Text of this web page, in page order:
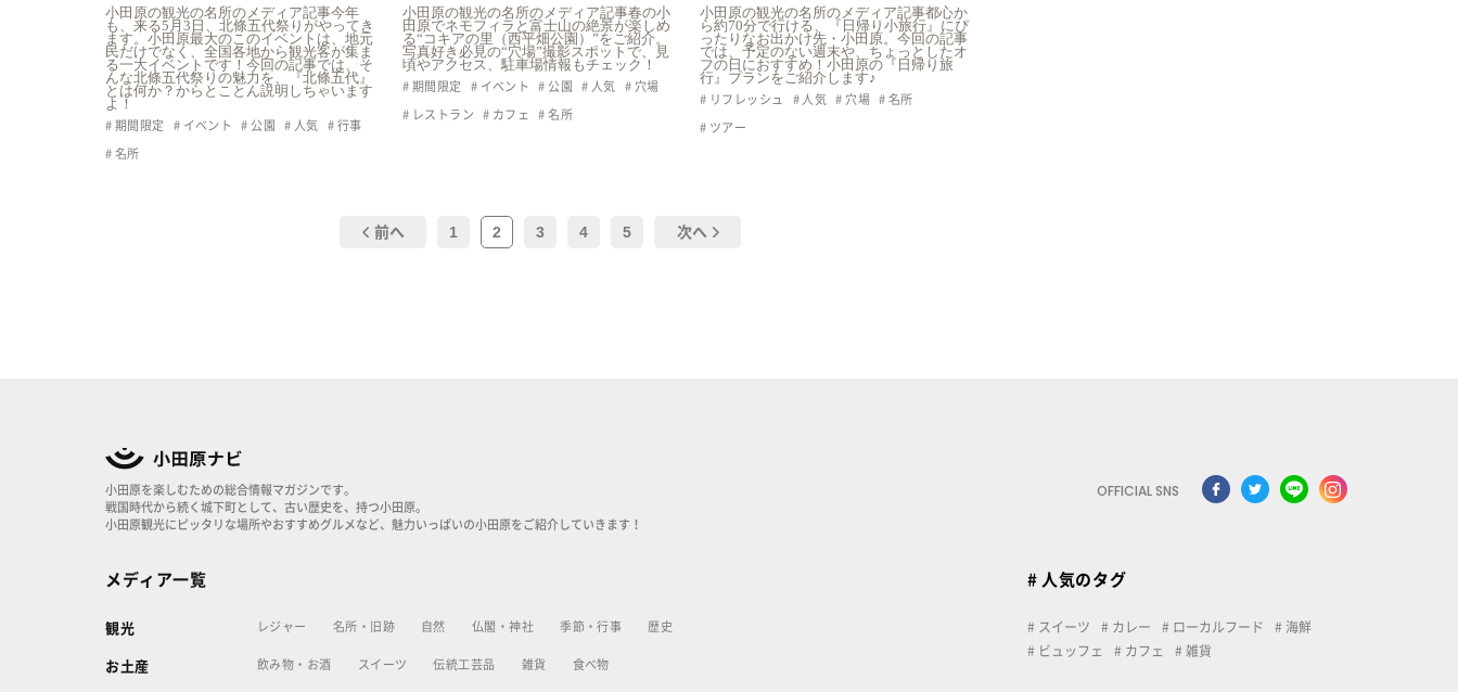
なくご紹介しちゃいます！
小田原の観光の名所のメディア記事今年
も、来る5月3日、北條五代祭りがやってき
ます。小田原最大のこのイベントは、地元
民だけでなく、全国各地から観光客が集ま
る一大イベントです！今回の記事では、そ
んな北條五代祭りの魅力を、『北條五代』
とは何か？からとことん説明しちゃいます
よ！
期間限定 イベント 公園 人気 行事
名所
里”春散歩【小田原の穴場スポット】
小田原の観光の名所のメディア記事春の小
田原でネモフィラと富士山の絶景が楽しめ
る“コキアの里（西平畑公園）”をご紹介。
写真好き必見の“穴場”撮影スポットで、見
頃やアクセス、駐車場情報もチェック！
期間限定 イベント 公園 人気 穴場
レストラン カフェ 名所
小田原の観光の名所のメディア記事都心か
ら約70分で行ける、『日帰り小旅行』にぴ
ったりなお出かけ先・小田原。今回の記事
では、予定のない週末や、ちょっとしたオ
フの日におすすめ！小田原の『日帰り旅
行』プランをご紹介します♪
リフレッシュ 人気 穴場 名所
ツアー
前へ 1 2 3 4 5 次へ
小田原を楽しむための総合情報マガジンです。
戦国時代から続く城下町として、古い歴史を、持つ小田原。
小田原観光にピッタリな場所やおすすめグルメなど、魅力いっぱいの小田原をご紹介していきます！
OFFICIAL SNS
メディア一覧
観光 レジャー 名所・旧跡 自然 仏閣・神社 季節・行事 歴史
お土産 飲み物・お酒 スイーツ 伝統工芸品 雑貨 食べ物
# 人気のタグ
スイーツ カレー ローカルフード
海鮮
ビュッフェ
カフェ 雑貨